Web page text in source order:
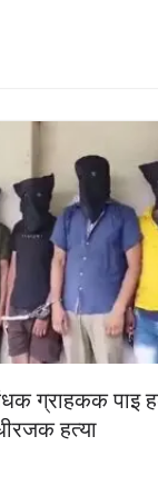
ग्राहकक पाइ
हत्या